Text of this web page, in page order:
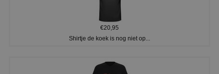
€20,95
Shirtje de koek is nog niet op...